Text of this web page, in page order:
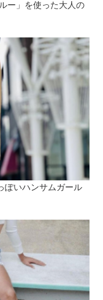
ー」を使った大人の
ぽいハンサムガール